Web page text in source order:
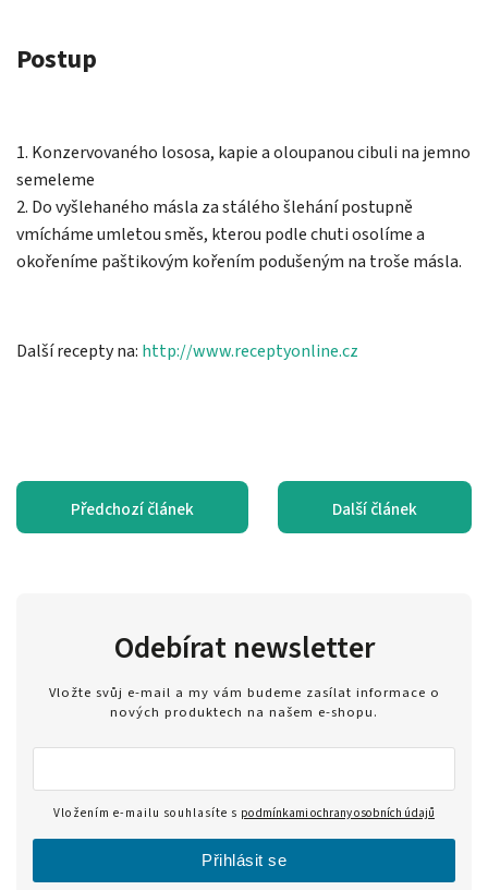
Postup
1. Konzervovaného lososa, kapie a oloupanou cibuli na jemno
semeleme
2. Do vyšlehaného másla za stálého šlehání postupně
vmícháme umletou směs, kterou podle chuti osolíme a
okořeníme paštikovým kořením podušeným na troše másla.
Další recepty na: http://www.receptyonline.cz
Předchozí článek Další článek
Odebírat newsletter
Vložte svůj e-mail a my vám budeme zasílat informace o
nových produktech na našem e-shopu.
Vložením e-mailu souhlasíte s podmínkami ochrany osobních údajů
Přihlásit se